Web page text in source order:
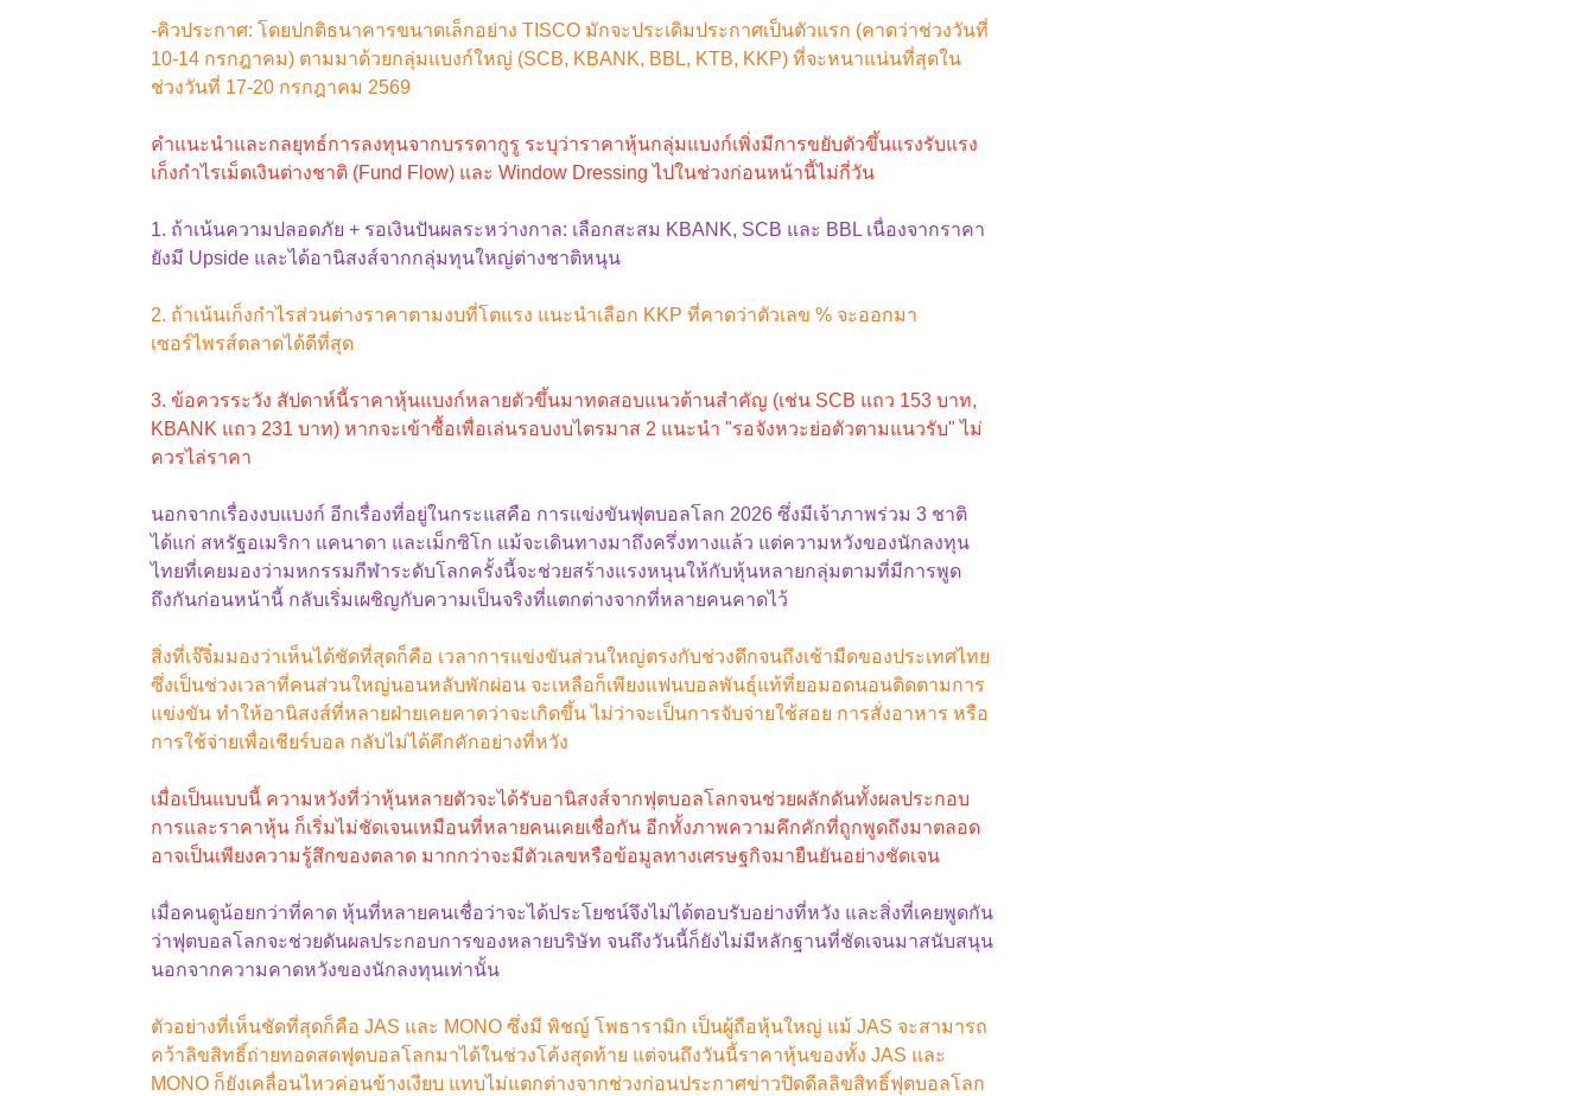
-คิวประกาศ: โดยปกติธนาคารขนาดเล็กอย่าง TISCO มักจะประเดิมประกาศเป็นตัวแรก (คาดว่าช่วงวันที่
10-14 กรกฎาคม) ตามมาด้วยกลุ่มแบงก์ใหญ่ (SCB, KBANK, BBL, KTB, KKP) ที่จะหนาแน่นที่สุดใน
ช่วงวันที่ 17-20 กรกฎาคม 2569
คำแนะนำและกลยุทธ์การลงทุนจากบรรดากูรู ระบุว่าราคาหุ้นกลุ่มแบงก์เพิ่งมีการขยับตัวขึ้นแรงรับแรง
เก็งกำไรเม็ดเงินต่างชาติ (Fund Flow) และ Window Dressing ไปในช่วงก่อนหน้านี้ไม่กี่วัน
1. ถ้าเน้นความปลอดภัย + รอเงินปันผลระหว่างกาล: เลือกสะสม KBANK, SCB และ BBL เนื่องจากราคา
ยังมี Upside และได้อานิสงส์จากกลุ่มทุนใหญ่ต่างชาติหนุน
2. ถ้าเน้นเก็งกำไรส่วนต่างราคาตามงบที่โตแรง แนะนำเลือก KKP ที่คาดว่าตัวเลข % จะออกมา
เซอร์ไพรส์ตลาดได้ดีที่สุด
3. ข้อควรระวัง สัปดาห์นี้ราคาหุ้นแบงก์หลายตัวขึ้นมาทดสอบแนวต้านสำคัญ (เช่น SCB แถว 153 บาท,
KBANK แถว 231 บาท) หากจะเข้าซื้อเพื่อเล่นรอบงบไตรมาส 2 แนะนำ "รอจังหวะย่อตัวตามแนวรับ" ไม่
ควรไล่ราคา
นอกจากเรื่องงบแบงก์ อีกเรื่องที่อยู่ในกระแสคือ การแข่งขันฟุตบอลโลก 2026 ซึ่งมีเจ้าภาพร่วม 3 ชาติ
ได้แก่ สหรัฐอเมริกา แคนาดา และเม็กซิโก แม้จะเดินทางมาถึงครึ่งทางแล้ว แต่ความหวังของนักลงทุน
ไทยที่เคยมองว่ามหกรรมกีฬาระดับโลกครั้งนี้จะช่วยสร้างแรงหนุนให้กับหุ้นหลายกลุ่มตามที่มีการพูด
ถึงกันก่อนหน้านี้ กลับเริ่มเผชิญกับความเป็นจริงที่แตกต่างจากที่หลายคนคาดไว้
สิ่งที่เจ๊จิ๋มมองว่าเห็นได้ชัดที่สุดก็คือ เวลาการแข่งขันส่วนใหญ่ตรงกับช่วงดึกจนถึงเช้ามืดของประเทศไทย
ซึ่งเป็นช่วงเวลาที่คนส่วนใหญ่นอนหลับพักผ่อน จะเหลือก็เพียงแฟนบอลพันธุ์แท้ที่ยอมอดนอนติดตามการ
แข่งขัน ทำให้อานิสงส์ที่หลายฝ่ายเคยคาดว่าจะเกิดขึ้น ไม่ว่าจะเป็นการจับจ่ายใช้สอย การสั่งอาหาร หรือ
การใช้จ่ายเพื่อเชียร์บอล กลับไม่ได้คึกคักอย่างที่หวัง
เมื่อเป็นแบบนี้ ความหวังที่ว่าหุ้นหลายตัวจะได้รับอานิสงส์จากฟุตบอลโลกจนช่วยผลักดันทั้งผลประกอบ
การและราคาหุ้น ก็เริ่มไม่ชัดเจนเหมือนที่หลายคนเคยเชื่อกัน อีกทั้งภาพความคึกคักที่ถูกพูดถึงมาตลอด
อาจเป็นเพียงความรู้สึกของตลาด มากกว่าจะมีตัวเลขหรือข้อมูลทางเศรษฐกิจมายืนยันอย่างชัดเจน
เมื่อคนดูน้อยกว่าที่คาด หุ้นที่หลายคนเชื่อว่าจะได้ประโยชน์จึงไม่ได้ตอบรับอย่างที่หวัง และสิ่งที่เคยพูดกัน
ว่าฟุตบอลโลกจะช่วยดันผลประกอบการของหลายบริษัท จนถึงวันนี้ก็ยังไม่มีหลักฐานที่ชัดเจนมาสนับสนุน
นอกจากความคาดหวังของนักลงทุนเท่านั้น
ตัวอย่างที่เห็นชัดที่สุดก็คือ JAS และ MONO ซึ่งมี พิชญ์ โพธารามิก เป็นผู้ถือหุ้นใหญ่ แม้ JAS จะสามารถ
คว้าลิขสิทธิ์ถ่ายทอดสดฟุตบอลโลกมาได้ในช่วงโค้งสุดท้าย แต่จนถึงวันนี้ราคาหุ้นของทั้ง JAS และ
MONO ก็ยังเคลื่อนไหวค่อนข้างเงียบ แทบไม่แตกต่างจากช่วงก่อนประกาศข่าวปิดดีลลิขสิทธิ์ฟุตบอลโลก